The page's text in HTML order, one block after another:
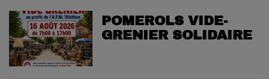
POMEROLS VIDE-
GRENIER SOLIDAIRE